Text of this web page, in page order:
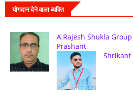
योगदान देने वाला व्यक्ति
A.Rajesh Shukla
Prashant
Shrikant